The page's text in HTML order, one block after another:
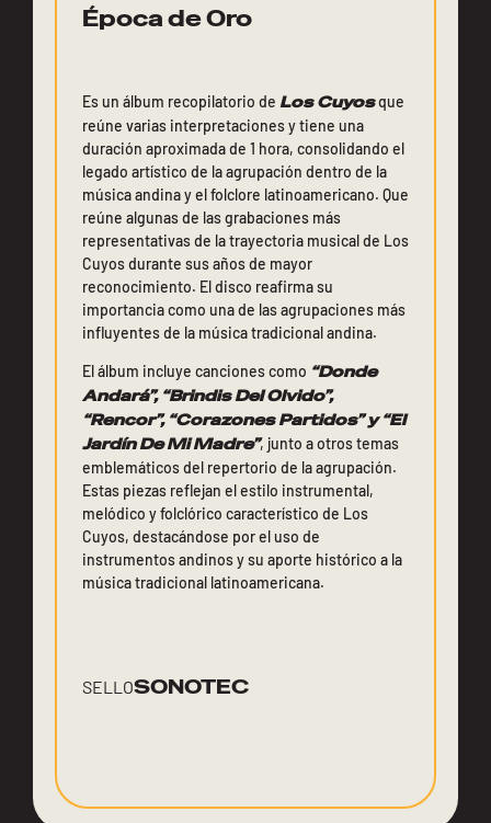
Época de Oro
Es un álbum recopilatorio de Los Cuyosque
reúne varias interpretaciones y tiene una
duración aproximada de 1 hora, consolidando el
legado artístico de la agrupación dentro de la
música andina y el folclore latinoamericano. Que
reúne algunas de las grabaciones más
representativas de la trayectoria musical de Los
Cuyos durante sus años de mayor
reconocimiento. El disco reafirma su
importancia como una de las agrupaciones más
influyentes de la música tradicional andina.
El álbum incluye canciones como “Donde
Andará”, “Brindis Del Olvido”,
“Rencor”, “Corazones Partidos” y “El
Jardín De Mi Madre”, junto a otros temas
emblemáticos del repertorio de la agrupación.
Estas piezas reflejan el estilo instrumental,
melódico y folclórico característico de Los
Cuyos, destacándose por el uso de
instrumentos andinos y su aporte histórico a la
música tradicional latinoamericana.
SELLOSONOTEC